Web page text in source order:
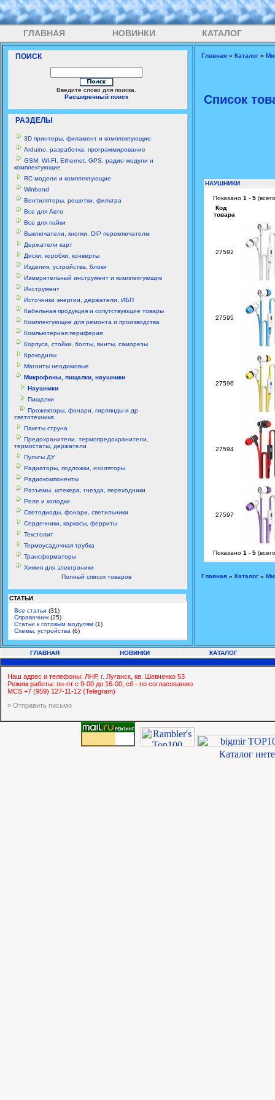
ГЛАВНАЯ НОВИНКИ КАТАЛОГ
ПОИСК
Введите слово для поиска.
Расширенный поиск
РАЗДЕЛЫ
3D принтеры, филамент и комплектующие
Arduino, разработка, программирование
GSM, WI-FI, Ethernet, GPS, радио модули и
комплектующие
RC модели и комплектующие
Winbond
Вентиляторы, решетки, фильтра
Все для Авто
Все для пайки
Выключатели, кнопки, DIP переключателм
Держатели карт
Диски, коробки, конверты
Изделия, устройства, блоки
Измерительный инструмент и комплектующие
Инструмент
Источники энергии, держатели, ИБП
Кабельная продукция и сопутствующие товары
Комплектующие для ремонта и производства
Компьютерная периферия
Корпуса, стойки, болты, винты, саморезы
Крокодилы
Магниты неодимовые
Микрофоны, пищалки, наушники
Наушники
Пищалки
Прожекторы, фонари, гирлянды и др
светотехника
Пакеты струна
Предохранители, термопредохранители,
термостаты, держатели
Пульты ДУ
Радиаторы, подложки, изоляторы
Радиокомпоненты
Разъемы, штекера, гнезда, переходники
Реле и колодки
Светодиоды, фонари, светильники
Сердечники, каркасы, ферриты
Текстолит
Термоусадочная трубка
Трансформаторы
Химия для электроники
Полный список товаров
СТАТЬИ
Все статьи (31)
Справочник (25)
Статьи к готовым модулям (1)
Схемы, устройства (6)
Главная » Каталог »
Список
НАУШНИКИ
Показано 1 - 5
Код
товара
27592
27595
27596
27594
27597
Показано 1 - 5
Главная » Каталог »
ГЛАВНАЯ НОВИНКИ КАТАЛОГ
Наш адрес и телефоны: ЛНР, г. Луганск, кв. Шевченко 53
Режим работы: пн-пт с 9-00 до 16-00, сб - по согласованию
MCS +7 (959) 127-11-12 (Telegram)
» Отправить письмо
Каталог